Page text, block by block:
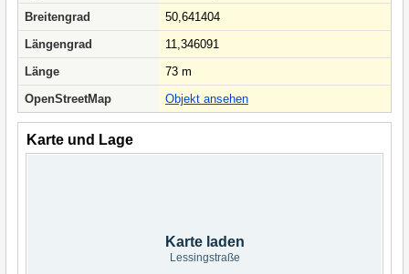
Breitengrad
50,641404
Längengrad
11,346091
Länge
73 m
OpenStreetMap
Objekt ansehen
Karte und Lage
Karte laden
Lessingstraße